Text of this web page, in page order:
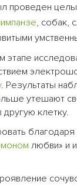
, собак,
. Результаты
утешают
клетку.
любви» и